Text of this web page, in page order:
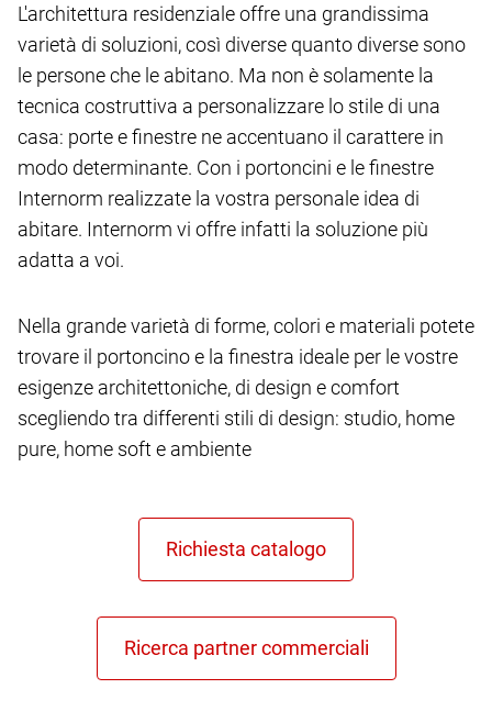
L'architettura residenziale offre una grandissima
varietà di soluzioni, così diverse quanto diverse sono
le persone che le abitano. Ma non è solamente la
tecnica costruttiva a personalizzare lo stile di una
casa: porte e finestre ne accentuano il carattere in
modo determinante. Con i portoncini e le finestre
Internorm realizzate la vostra personale idea di
abitare. Internorm vi offre infatti la soluzione più
adatta a voi.
Nella grande varietà di forme, colori e materiali potete
trovare il portoncino e la finestra ideale per le vostre
esigenze architettoniche, di design e comfort
scegliendo tra differenti stili di design: studio, home
pure, home soft e ambiente